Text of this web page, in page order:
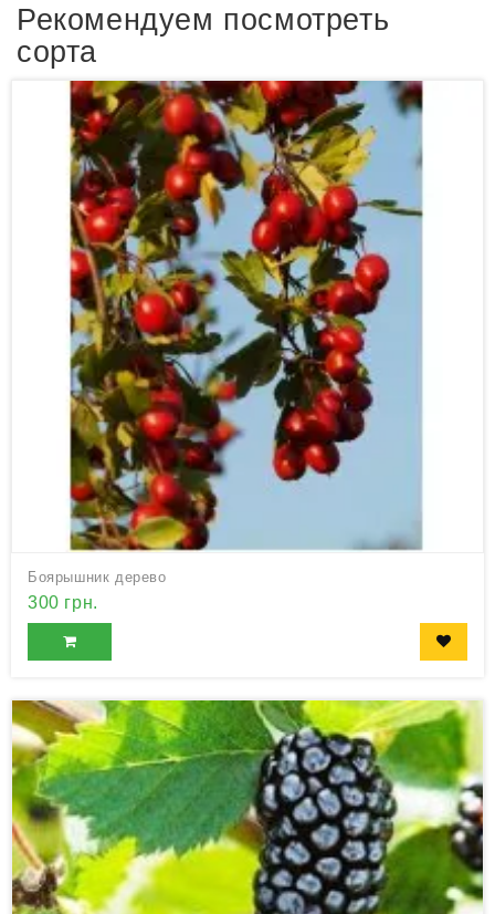
Рекомендуем посмотреть
сорта
Боярышник дерево
300 грн.